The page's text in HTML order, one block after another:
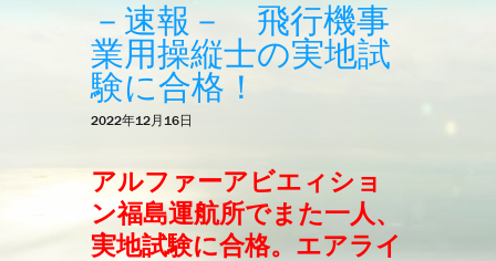
－速報－ 飛行機事
業用操縦士の実地試
験に合格！
2022年12月16日
アルファーアビエィショ
ン福島運航所でまた一人、
実地試験に合格。エアライ